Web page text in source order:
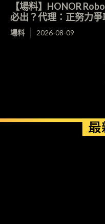
【場料】HONOR
必出？代理：正努力爭
場料 2026-08-09